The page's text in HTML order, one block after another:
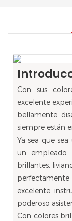
Con sus
excelente
bellamente
siempre están
Ya sea que
un empleado
brillantes,
excelente
poderoso
Con colores